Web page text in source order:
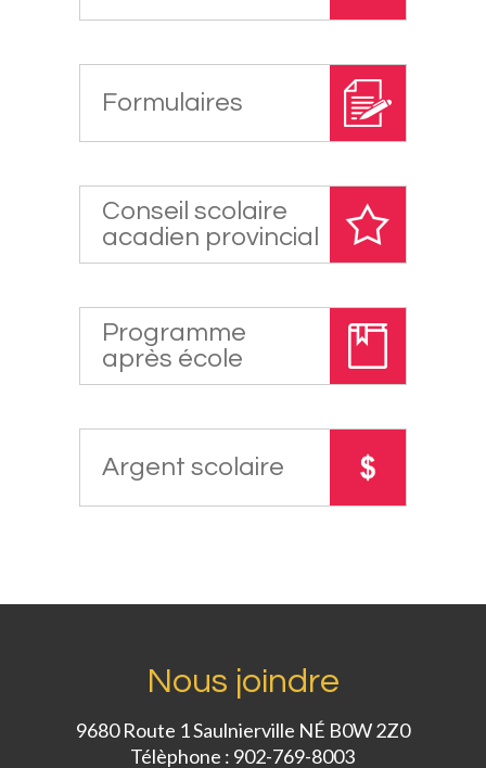
Formulaires
Conseil scolaire
acadien provincial
Programme
après école
Argent scolaire
Nous joindre
9680 Route 1 Saulnierville NÉ B0W 2Z0
Télèphone : 902-769-8003